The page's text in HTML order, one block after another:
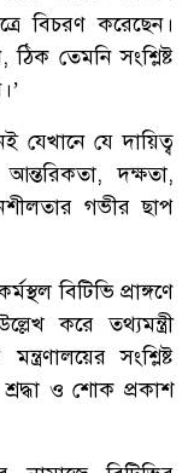
বিচরণ করেছেন।
তেমনি সংশ্লিষ্ট
যেখানে যে দায়িত্ব
দক্ষতা,
গভীর ছাপ
বিটিভি প্রাঙ্গণে
করে তথ্যমন্ত্রী
সংশ্লিষ্ট
ও শোক প্রকাশ